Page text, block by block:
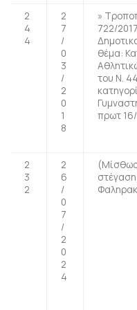
2
4
4
2
7
/
0
3
/
2
0
1
8
»
722/
θέμα:
του Ν.
πρωτ
2
3
2
2
6
/
0
7
/
2
0
2
4